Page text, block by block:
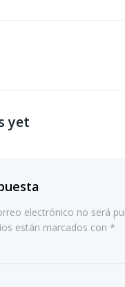
yet
electrónico no será
están marcados con *